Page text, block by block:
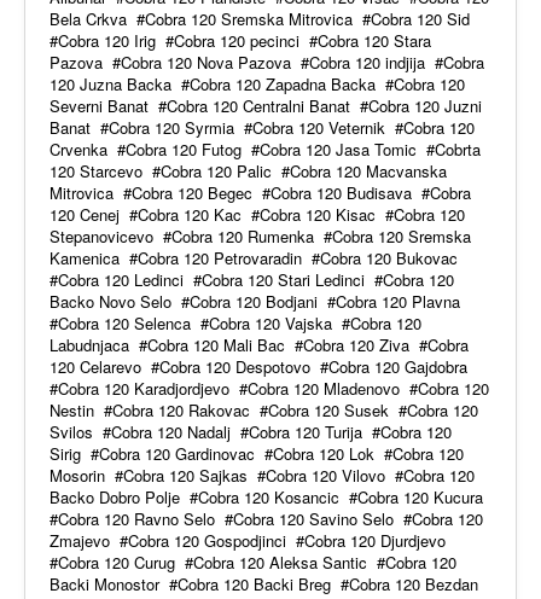
Bela Crkva
Cobra 120 Sremska Mitrovica
Cobra 120 Sid
Cobra 120 Irig
Cobra 120 pecinci
Cobra 120 Stara
Pazova
Cobra 120 Nova Pazova Cobra 120 indjija
Cobra
120 Juzna Backa
Cobra 120 Zapadna Backa
Cobra 120
Severni Banat
Cobra 120 Centralni Banat
Cobra 120 Juzni
Banat
Cobra 120 Syrmia Cobra 120 Veternik
Cobra 120
Crvenka
Cobra 120 Futog Cobra 120 Jasa Tomic
Cobrta
120 Starcevo
Cobra 120 Palic
Cobra 120 Macvanska
Mitrovica
Cobra 120 Begec Cobra 120 Budisava
Cobra
120 Cenej
Cobra 120 Kac Cobra 120 Kisac
Cobra 120
Stepanovicevo
Cobra 120 Rumenka
Cobra 120 Sremska
Kamenica
Cobra 120 Petrovaradin
Cobra 120 Bukovac
Cobra 120 Ledinci
Cobra 120 Stari Ledinci
Cobra 120
Backo Novo Selo
Cobra 120 Bodjani
Cobra 120 Plavna
Cobra 120 Selenca
Cobra 120 Vajska
Cobra 120
Labudnjaca
Cobra 120 Mali Bac Cobra 120 Ziva
Cobra
120 Celarevo
Cobra 120 Despotovo
Cobra 120 Gajdobra
Cobra 120 Karadjordjevo
Cobra 120 Mladenovo
Cobra 120
Nestin
Cobra 120 Rakovac Cobra 120 Susek
Cobra 120
Svilos
Cobra 120 Nadalj Cobra 120 Turija
Cobra 120
Sirig
Cobra 120 Gardinovac Cobra 120 Lok
Cobra 120
Mosorin
Cobra 120 Sajkas Cobra 120 Vilovo
Cobra 120
Backo Dobro Polje
Cobra 120 Kosancic
Cobra 120 Kucura
Cobra 120 Ravno Selo
Cobra 120 Savino Selo
Cobra 120
Zmajevo
Cobra 120 Gospodjinci
Cobra 120 Djurdjevo
Cobra 120 Curug
Cobra 120 Aleksa Santic
Cobra 120
Backi Monostor
Cobra 120 Backi Breg
Cobra 120 Bezdan